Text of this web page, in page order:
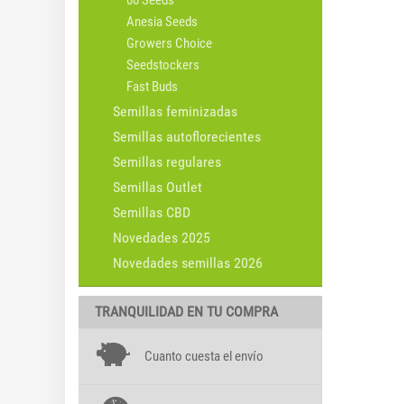
Anesia Seeds
Growers Choice
Seedstockers
Fast Buds
Semillas feminizadas
Semillas autoflorecientes
Semillas regulares
Semillas Outlet
Semillas CBD
Novedades 2025
Novedades semillas 2026
TRANQUILIDAD EN TU COMPRA
Cuanto cuesta el envío